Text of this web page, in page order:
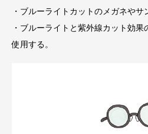
・ブルーライトカットのメガネやサ
・ブルーライトと紫外線カット効
使用する。